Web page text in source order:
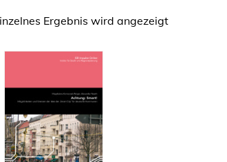
Ergebnis wird angezeigt